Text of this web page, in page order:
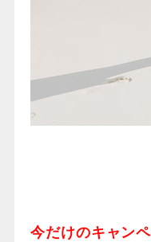
今だけのキャンペ